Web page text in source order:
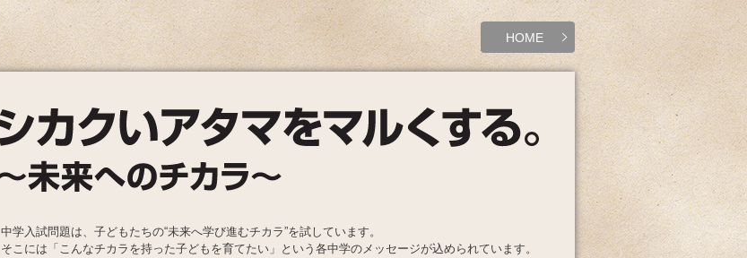
HOME
中学入試問題は、子どもたちの“未来へ学び進むチカラ”を試しています。
そこには「こんなチカラを持った子どもを育てたい」という各中学のメッセージが込められています。